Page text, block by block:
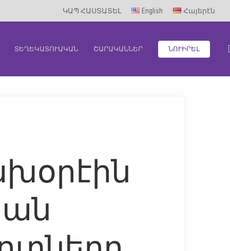
ԿԱՊ ՀԱՍՏԱՏԵԼ English Հայերէն
ՏԵՂԵԿԱՏՈՒԱԿԱՆ ՇԱՐԱԿԱՆՆԵՐ ՆՈՒԻՐԵԼ